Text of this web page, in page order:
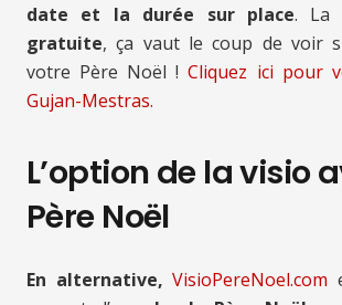
date et la durée sur place. La
gratuite, ça vaut le coup de voir
votre Père Noël !Cliquez ici pour
Gujan-Mestras.
L’option de la visio
Père Noël
En alternative, VisioPereNoel.com